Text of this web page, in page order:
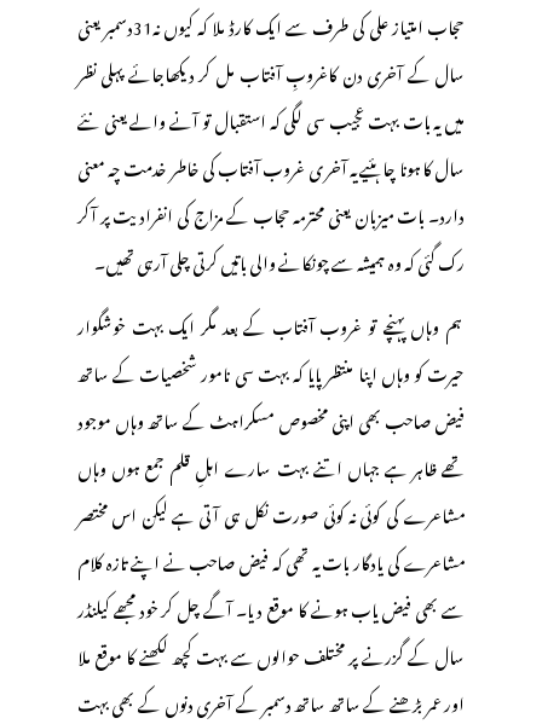
حجاب امتیاز علی کی طرف سے ایک کارڈ ملا کہ کیوں نہ31دسمبر یعنی
سال کے آخری دن کاغروبِ آفتاب مل کر دیکھاجائے پہلی نظر
میں یہ بات بہت عجیب سی لگی کہ استقبال تو آنے والے یعنی نئے
سال کا ہونا چاہئیے یہ آخر ی غروب آفتاب کی خاطر خدمت چہ معنی
دارد۔ بات میزبان یعنی محترمہ حجاب کے مزاج کی انفرادیت پر آکر
رک گئی کہ وہ ہمیشہ سے چونکانے والی باتیں کرتی چلی آرہی تھیں۔
ہم وہاں پہنچے تو غروب آفتاب کے بعد مگر ایک بہت خوشگوار
حیرت کو وہاں اپنا منتظر پایا کہ بہت سی نامور شخصیات کے ساتھ
فیض صاحب بھی اپنی مخصوص مسکراہٹ کے ساتھ وہاں موجود
تھے ظاہر ہے جہاں اتنے بہت سارے اہلِ قلم جمع ہوں وہاں
مشاعرے کی کوئی نہ کوئی صورت نکل ہی آتی ہے لیکن اس مختصر
مشاعرے کی یادگار بات یہ تھی کہ فیض صاحب نے اپنے تازہ کلام
سے بھی فیض یاب ہونے کا موقع دیا۔ آگے چل کر خود مجھے کیلنڈر
سال کے گزرنے پر مختلف حوالوں سے بہت کچھ لکھنے کا موقع ملا
اور عمر بڑھنے کے ساتھ ساتھ دسمبر کے آخری دنوں کے بھی بہت